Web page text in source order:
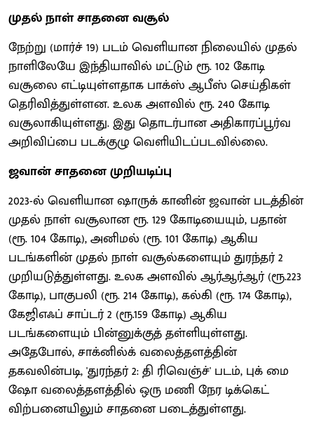
முதல் நாள் சாதனை வசூல்
நேற்று (மார்ச் 19) படம் வெளியான நிலையில் முதல்
நாளிலேயே இந்தியாவில் மட்டும் ரூ. 102 கோடி
வசூலை எட்டியுள்ளதாக பாக்ஸ் ஆபீஸ் செய்திகள்
தெரிவித்துள்ளன. உலக அளவில் ரூ. 240 கோடி
வசூலாகியுள்ளது. இது தொடர்பான அதிகாரப்பூர்வ
அறிவிப்பை படக்குழு வெளியிடப்படவில்லை.
ஜவான் சாதனை முறியடிப்பு
2023-ல் வெளியான ஷாருக் கானின் ஜவான் படத்தின்
முதல் நாள் வசூலான ரூ. 129 கோடியையும், பதான்
(ரூ. 104 கோடி), அனிமல் (ரூ. 101 கோடி) ஆகிய
படங்களின் முதல் நாள் வசூல்களையும் துரந்தர் 2
முறியடுத்துள்ளது. உலக அளவில் ஆர்ஆர்ஆர் (ரூ.223
கோடி), பாகுபலி (ரூ. 214 கோடி), கல்கி (ரூ. 174 கோடி),
கேஜிஎஃப் சாப்டர் 2 (ரூ.159 கோடி) ஆகிய
படங்களையும் பின்னுக்குத் தள்ளியுள்ளது.
அதேபோல், சாக்னில்க் வலைத்தளத்தின்
தகவலின்படி, 'துரந்தர் 2: தி ரிவெஞ்ச்' படம், புக் மை
ஷோ வலைத்தளத்தில் ஒரு மணி நேர டிக்கெட்
விற்பனையிலும் சாதனை படைத்துள்ளது.